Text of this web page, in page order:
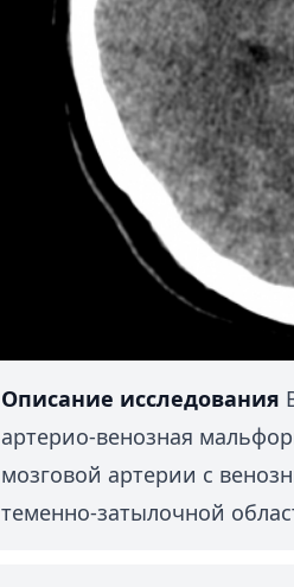
Описание исследования
артерио-венозная
мозговой артерии с
теменно-затылочной